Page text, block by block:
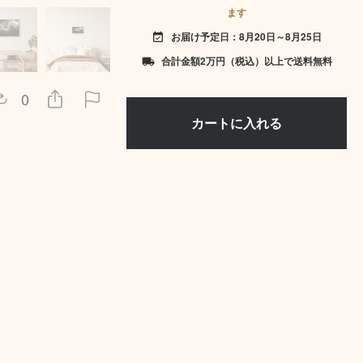
0
ます
event_available お届け予定日：8月20日～8月25日
local_shipping 合計金額2万円（税込）以上で送料無料